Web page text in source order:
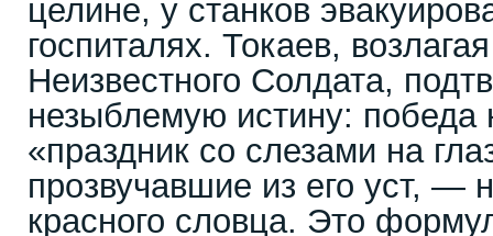
целине, у станков
госпиталях. Токаев,
Неизвестного Солдата,
незыблемую истину: победа
«праздник со слезами на
прозвучавшие из его уст, —
красного словца. Это